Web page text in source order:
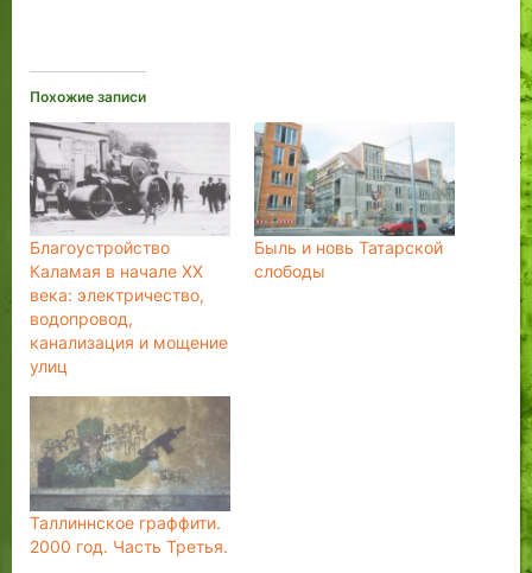
Похожие записи
Благоустройство
Каламая в начале XX
века: электричество,
водопровод,
канализация и мощение
улиц
Быль и новь Татарской
слободы
Таллиннское граффити.
2000 год. Часть Третья.